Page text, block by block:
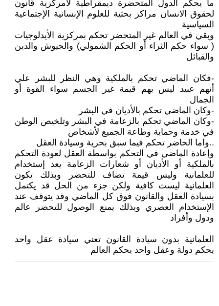
ما يحكم الدول المتحضرة ديمقراطية لامركزية قانون
لحقوق الانسان مراكز بحثية للعلوم الإنسانية الإجتماعية
السياسية
وبقي في العالم غير المتحضر تحكم بمركزية الأيدلوجيات
( سواء حكم الثراء أو الحكم الشمولي) والجيوش والدين
والقبائل
-فكان الماضي تحكم بالملكية وهي النظر للبشر علي
أنهم عبيد ليس بهم قيمة غير الجسم سواء القوة أو
الجمال
-وكان الماضي تحكم بالأديان في البشر
-وكان الماضي تحكم بالزعامة في البشر وتلخيص الوطن
في خدمة وحماية وطاعة الجميع لأشخاص
..واما الحاضر تحكم فيما سبق بحرية وسيادة العقل
وإعادة الماضي في التحكم بواسطة العقل لعودة التحكم
بالملكية أو الأديان أو شعارات الزعامة يعد إستخدام
للعلمانية وليس قيمة تضاف للتحضر وبذلك تكون
العلمانية ليست كافية ولكن جزء من الحل قد يكتمل
بسيادة العقل والقانون فوق كل الماضي وقد يتوقف عند
الإستخدام العصري وبذلك يمنع الوصول للتحضر عالم
ودول وأفراد
العلمانية بدون سيادة القانون تعني سيادة عقل واحد
يحكم دولة وعقل واحد يحكم العالم